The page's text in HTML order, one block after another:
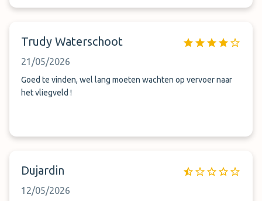
een dikke nee en eigenlijk niet eens een halve ster waardig
Trudy Waterschoot
21/05/2026
Goed te vinden, wel lang moeten wachten op vervoer naar
het vliegveld !
Dujardin
12/05/2026